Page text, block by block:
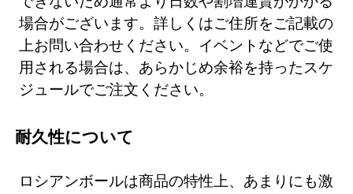
場合がございます。詳しくはご住所をご記載の
上お問い合わせください。イベントなどでご使
用される場合は、あらかじめ余裕を持ったスケ
ジュールでご注文ください。
耐久性について
ロシアンボールは商品の特性上、あまりにも激